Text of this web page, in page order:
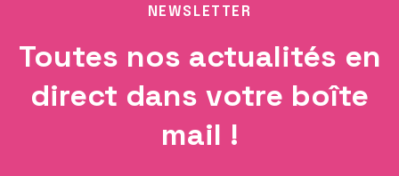
NEWSLETTER
Toutes nos actualités en
direct dans votre boîte
mail !